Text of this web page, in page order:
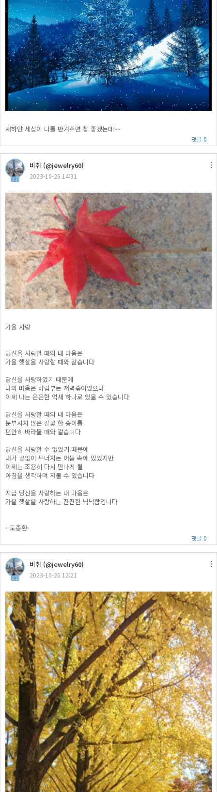
새하얀 세상이 나를 반겨주면 참 좋겠는데~~
댓글 0
21
비취 (@jewelry60)
2023-10-26 14:31
가을 사랑
당신을 사랑할 때의 내 마음은
가을 햇살을 사랑할 때와 같습니다
당신을 사랑하였기 때문에
나의 마음은 바람부는 저녁숲이었으나
이제 나는 은은한 억새 하나로 있을 수 있습니다
당신을 사랑할 때의 내 마음은
눈부시지 않은 갈꽃 한 송이를
편안히 바라볼 때와 같습니다
당신을 사랑할 수 없었기 때문에
내가 끝없이 무너지는 어둠 속에 있었지만
이제는 조용히 다시 만나게 될
아침을 생각하며 저물 수 있습니다
지금 당신을 사랑하는 내 마음은
가을 햇살을 사랑하는 잔잔한 넉넉함입니다
- 도종환-
댓글 0
21
비취 (@jewelry60)
2023-10-26 12:21